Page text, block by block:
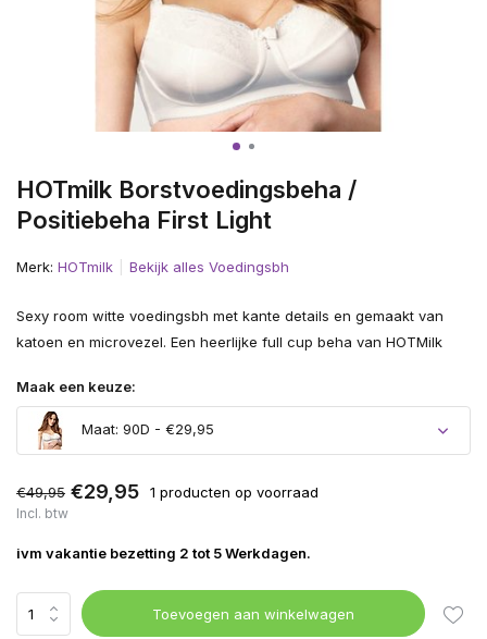
HOTmilk Borstvoedingsbeha /
Positiebeha First Light
Merk: HOTmilk Bekijk alles Voedingsbh
Sexy room witte voedingsbh met kante details en gemaakt van
katoen en microvezel. Een heerlijke full cup beha van HOTMilk
Maak een keuze:
Maat: 90D - €29,95
€49,95 €29,95 1 producten op voorraad
Incl. btw
ivm vakantie bezetting 2 tot 5 Werkdagen.
Toevoegen aan winkelwagen